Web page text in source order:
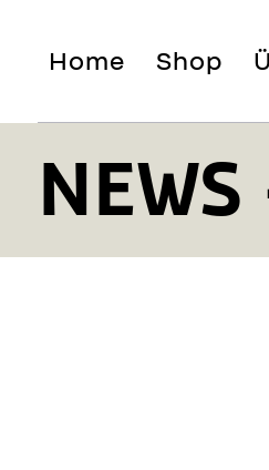
Home Shop